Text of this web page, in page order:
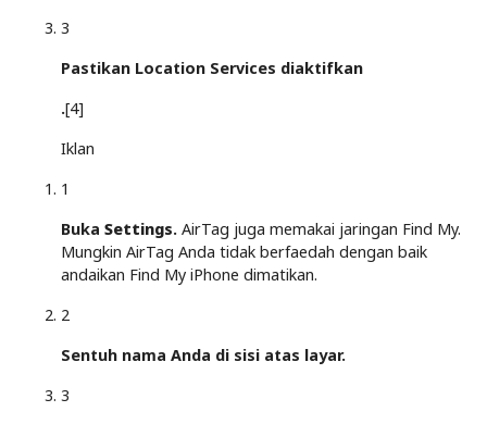
3
Pastikan Location Services diaktifkan
.[4]
Iklan
1
Buka Settings. AirTag juga memakai jaringan Find My.
Mungkin AirTag Anda tidak berfaedah dengan baik
andaikan Find My iPhone dimatikan.
2
Sentuh nama Anda di sisi atas layar.
3